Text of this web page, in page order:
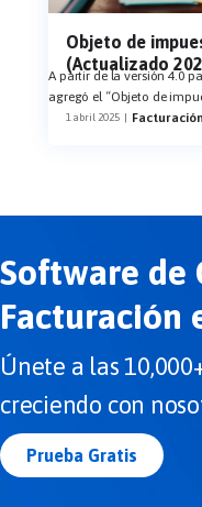
Objeto de
(Actualizado
A partir de la versión 4.0
agregó el “Objeto de
1 abril 2025 | Facturación
Software de
Facturación
Únete a las
creciendo con
Prueba Gratis